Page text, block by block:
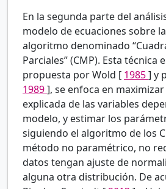
En la segunda parte del
modelo de ecuaciones sobre
algoritmo denominado
Parciales” (CMP). Esta técnica
propuesta por Wold [ 1985] y
1989], se enfoca en
explicada de las variables
modelo, y estimar los
siguiendo el algoritmo de los
método no paramétrico, no
datos tengan ajuste de
alguna otra distribución. De